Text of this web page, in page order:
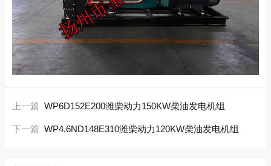
上一篇 WP6D152E200潍柴动力150KW柴油发电机组
下一篇 WP4.6ND148E310潍柴动力120KW柴油发电机组